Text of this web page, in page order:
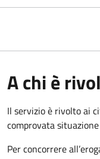
A chi è
Il servizio è rivolto ai
comprovata
Per concorrere